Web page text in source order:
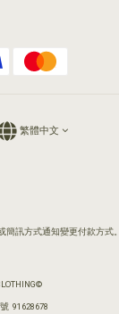
繁體中文
簡訊方式通知變更付款方式。
91628678